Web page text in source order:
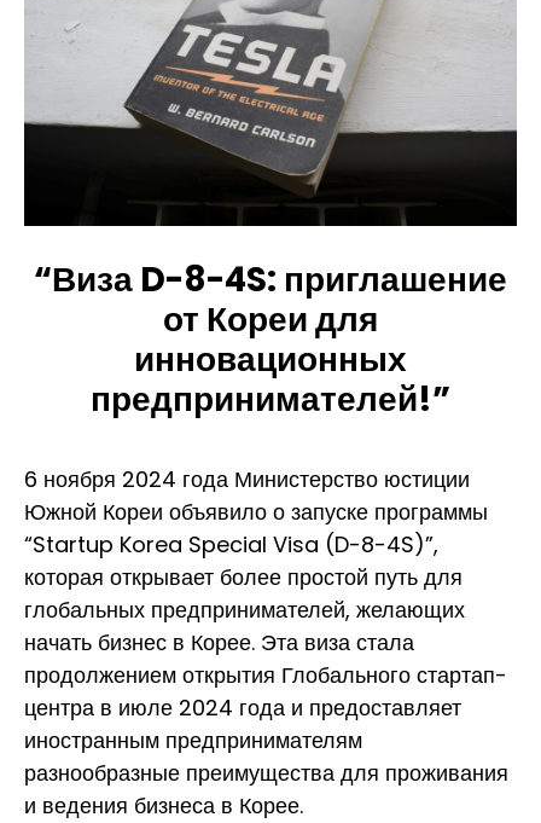
“Виза D-8-4S: приглашение
от Кореи для
инновационных
предпринимателей!”
6 ноября 2024 года Министерство юстиции
Южной Кореи объявило о запуске программы
“Startup Korea Special Visa (D-8-4S)”,
которая открывает более простой путь для
глобальных предпринимателей, желающих
начать бизнес в Корее. Эта виза стала
продолжением открытия Глобального стартап-
центра в июле 2024 года и предоставляет
иностранным предпринимателям
разнообразные преимущества для проживания
и ведения бизнеса в Корее.